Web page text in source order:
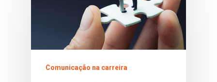
Comunicação na carreira